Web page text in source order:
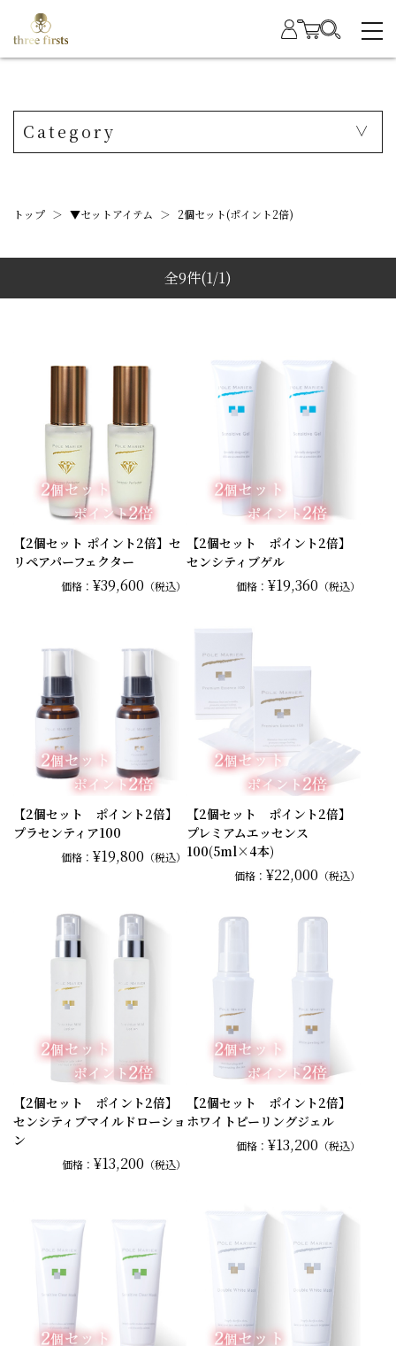
Category
トップ ＞ ▼セットアイテム ＞ 2個セット(ポイント2倍)
全9件(1/1)
【2個セット ポイント2倍】セ
リペアパーフェクター
価格： ¥39,600 （税込）
【2個セット ポイント2倍】
センシティブゲル
価格： ¥19,360 （税込）
【2個セット ポイント2倍】
プラセンティア100
価格：¥19,800 （税込）
【2個セット ポイント2倍】
プレミアムエッセンス
100(5ml×4本)
価格： ¥22,000 （税込）
【2個セット ポイント2倍】
センシティブマイルドローショ
ン
価格：¥13,200 （税込）
【2個セット ポイント2倍】
ホワイトピーリングジェル
価格： ¥13,200 （税込）